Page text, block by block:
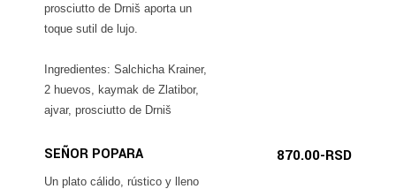
prosciutto de Drniš aporta un
toque sutil de lujo.
Ingredientes: Salchicha Krainer,
2 huevos, kaymak de Zlatibor,
ajvar, prosciutto de Drniš
SEÑOR POPARA 870.00-RSD
Un plato cálido, rústico y lleno